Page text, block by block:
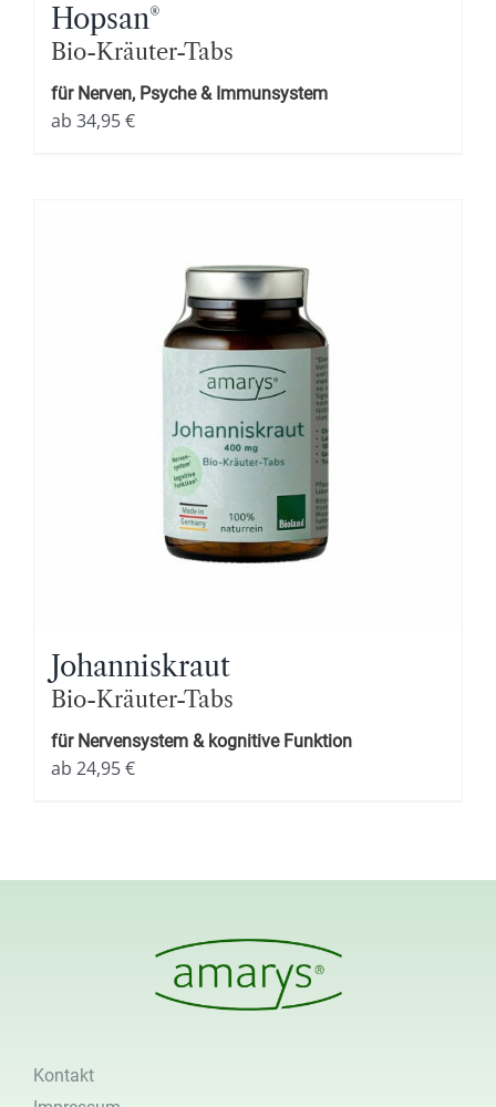
Hopsan®
Bio-Kräuter-Tabs
für Nerven, Psyche & Immunsystem
ab 34,95€
Johanniskraut
Bio-Kräuter-Tabs
für Nervensystem & kognitive Funktion
ab 24,95€
Kontakt